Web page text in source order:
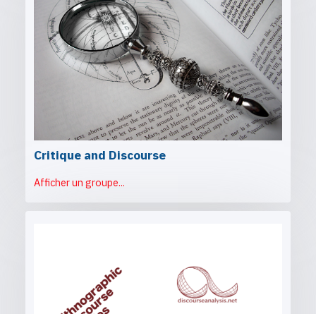
Critique and Discourse
Afficher un groupe...